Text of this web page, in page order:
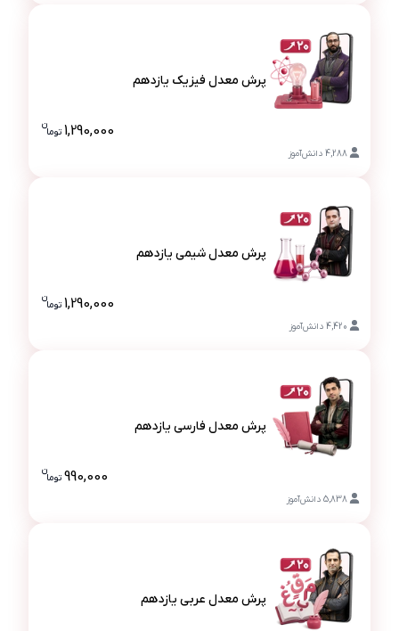
4,288 دانش‌آموز
پرش معدل فیزیک یازدهم
1,290,000 توما
ن
4,420 دانش‌آموز
پرش معدل شیمی یازدهم
1,290,000 توما
ن
5,838 دانش‌آموز
پرش معدل فارسی یازدهم
990,000 توما
ن
پرش معدل عربی یازدهم